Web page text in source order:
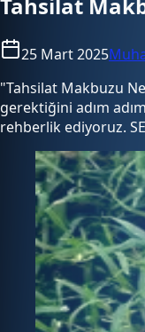
25 Mart 2025
"Tahsilat Makbuzu
gerektiğini adım
rehberlik ediyoruz.